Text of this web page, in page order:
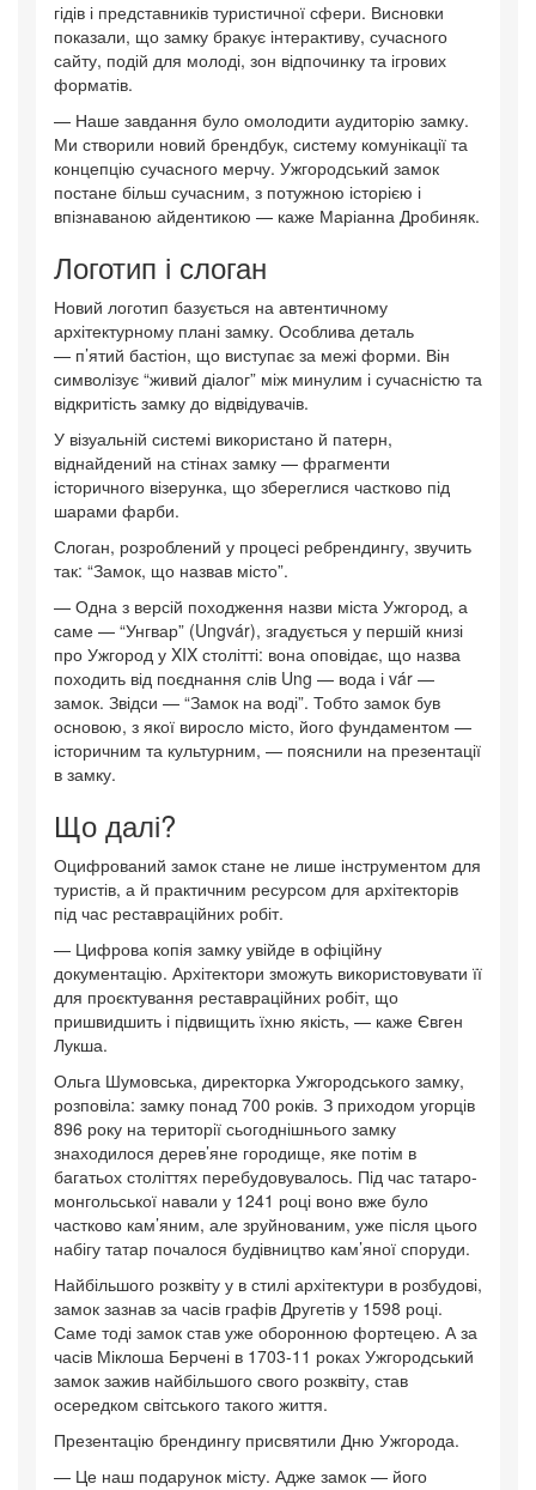
гідів і представників туристичної сфери. Висновки
показали, що замку бракує інтерактиву, сучасного
сайту, подій для молоді, зон відпочинку та ігрових
форматів.
— Наше завдання було омолодити аудиторію замку.
Ми створили новий брендбук, систему комунікації та
концепцію сучасного мерчу. Ужгородський замок
постане більш сучасним, з потужною історією і
впізнаваною айдентикою — каже Маріанна Дробиняк.
Логотип і слоган
Новий логотип базується на автентичному
архітектурному плані замку. Особлива деталь
— п’ятий бастіон, що виступає за межі форми. Він
символізує “живий діалог” між минулим і сучасністю та
відкритість замку до відвідувачів.
У візуальній системі використано й патерн,
віднайдений на стінах замку — фрагменти
історичного візерунка, що збереглися частково під
шарами фарби.
Слоган, розроблений у процесі ребрендингу, звучить
так: “Замок, що назвав місто”.
— Одна з версій походження назви міста Ужгород, а
саме — “Унгвар” (Ungvár), згадується у першій книзі
про Ужгород у XIX столітті: вона оповідає, що назва
походить від поєднання слів Ung — вода і vár —
замок. Звідси — “Замок на воді”. Тобто замок був
основою, з якої виросло місто, його фундаментом —
історичним та культурним, — пояснили на презентації
в замку.
Що далі?
Оцифрований замок стане не лише інструментом для
туристів, а й практичним ресурсом для архітекторів
під час реставраційних робіт.
— Цифрова копія замку увійде в офіційну
документацію. Архітектори зможуть використовувати її
для проєктування реставраційних робіт, що
пришвидшить і підвищить їхню якість, — каже Євген
Лукша.
Ольга Шумовська, директорка Ужгородського замку,
розповіла: замку понад 700 років. З приходом угорців
896 року на території сьогоднішнього замку
знаходилося дерев’яне городище, яке потім в
багатьох століттях перебудовувалось. Під час татаро-
монгольської навали у 1241 році воно вже було
частково кам’яним, але зруйнованим, уже після цього
набігу татар почалося будівництво кам’яної споруди.
Найбільшого розквіту у в стилі архітектури в розбудові,
замок зазнав за часів графів Другетів у 1598 році.
Саме тоді замок став уже оборонною фортецею. А за
часів Міклоша Берчені в 1703-11 роках Ужгородський
замок зажив найбільшого свого розквіту, став
осередком світського такого життя.
Презентацію брендингу присвятили Дню Ужгорода.
— Це наш подарунок місту. Адже замок — його